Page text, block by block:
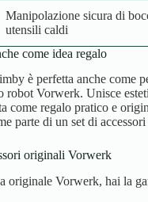
Manipolazione sicura di
utensili caldi
come idea regalo
è perfetta anche come
robot Vorwerk. Unisce
come regalo pratico e
parte di un set di
originali Vorwerk
originale Vorwerk, hai la